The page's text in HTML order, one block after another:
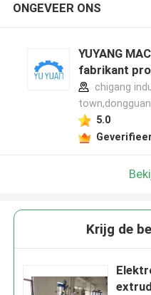
ONGEVEER ONS
YUYANG
fabrikant
chigang
5.0
Krijg de